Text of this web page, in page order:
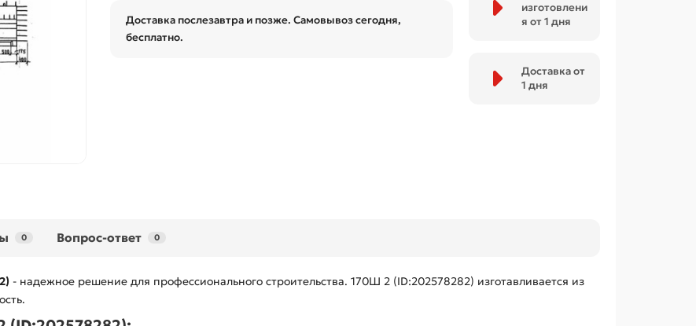
Доставка послезавтра и позже. Самовывоз сегодня,
бесплатно.
изготовлени
я от 1 дня
Доставка от
1 дня
0 Вопрос-ответ 0
- надежное решение для профессионального строительства. 170Ш 2 (ID:202578282) изготавливается из